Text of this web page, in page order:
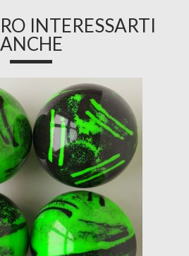
INTERESSARTI
ANCHE